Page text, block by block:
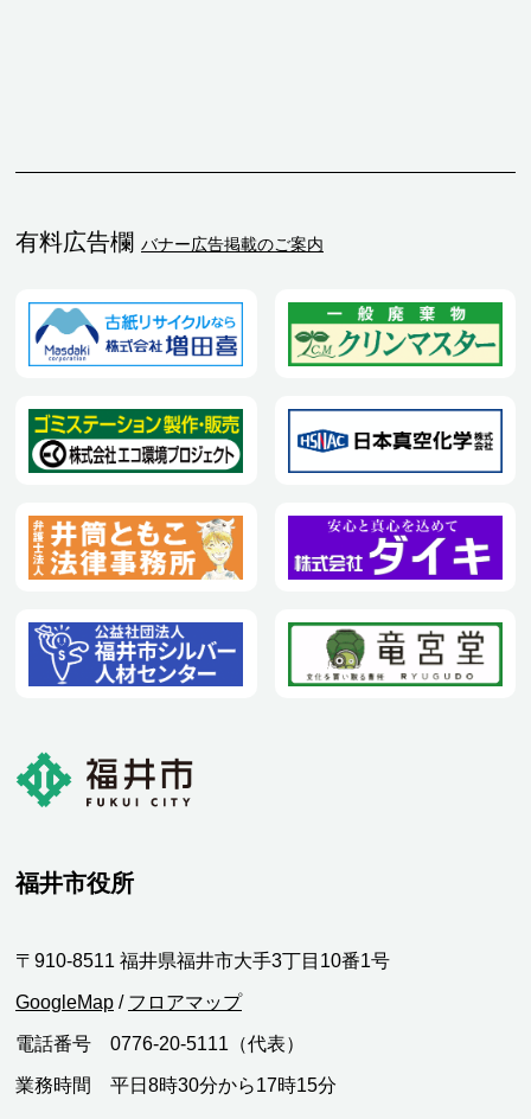
有料広告欄 バナー広告掲載のご案内
福井市役所
〒910-8511 福井県福井市大手3丁目10番1号
GoogleMap / フロアマップ
電話番号 0776-20-5111（代表）
業務時間 平日8時30分から17時15分